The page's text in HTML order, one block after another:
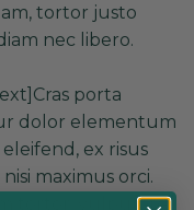
tortor justo
nec libero.
porta
dolor elementum
ex risus
maximus orci.
tortor, vulputate